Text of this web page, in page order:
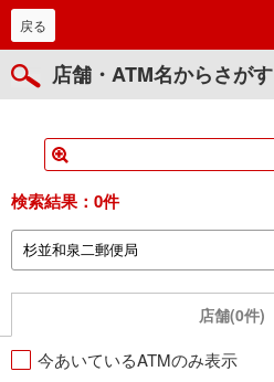
戻る
店舗・ATM名からさがす
検索結果： 0件
店舗(0件)
今あいているATMのみ表示